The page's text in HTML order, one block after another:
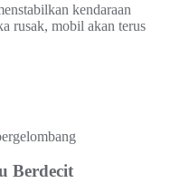
kendaraan
rusak, mobil akan terus
Berdecit